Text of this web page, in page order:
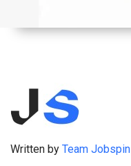
Written by Team Jobspin